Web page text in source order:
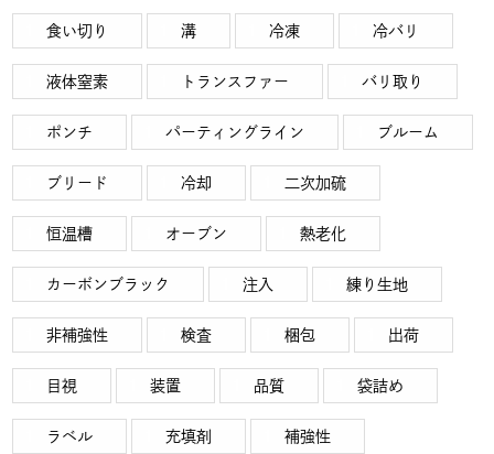
食い切り 溝 冷凍 冷バリ
液体窒素 トランスファー バリ取り
ポンチ パーティングライン ブルーム
ブリード 冷却 二次加硫
恒温槽 オーブン 熱老化
カーボンブラック 注入 練り生地
非補強性 検査 梱包 出荷
目視 装置 品質 袋詰め
ラベル 充填剤 補強性